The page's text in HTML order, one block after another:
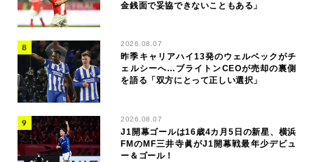
金銭面で妥協できないこともある」
2026.08.07
昨季キャリアハイ13発のウェルベックがチ
ェルシーへ…ブライトンCEOが売却の裏側
を語る「双方にとって正しい選択」
2026.08.07
J1開幕ゴールは16歳4カ月5日の新星、横浜
FMのMF三井寺眞がJ1開幕戦最年少デビュ
ー＆ゴール！